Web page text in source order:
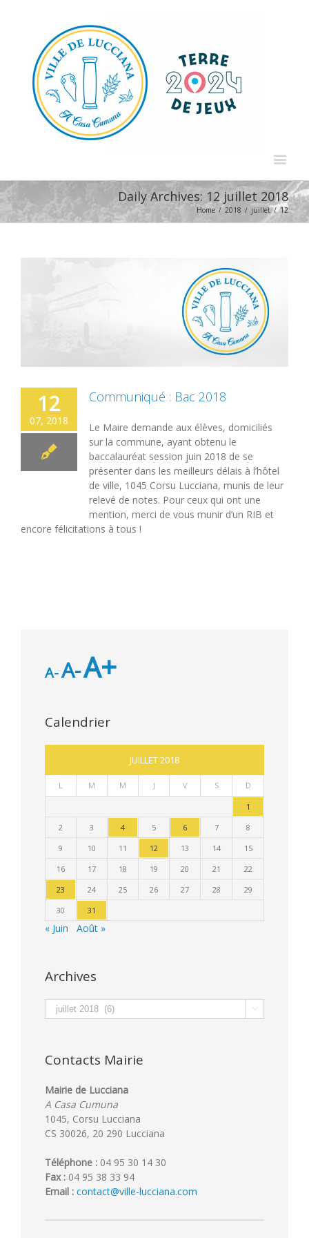
Daily Archives: 12 juillet 2018
Home / 2018 / juillet / 12
12
07, 2018
Communiqué : Bac 2018
Le Maire demande aux élèves, domiciliés
sur la commune, ayant obtenu le
baccalauréat session juin 2018 de se
présenter dans les meilleurs délais à l’hôtel
de ville, 1045 Corsu Lucciana, munis de leur
relevé de notes. Pour ceux qui ont une
mention, merci de vous munir d’un RIB et
encore félicitations à tous !
A-A-A+
Calendrier
JUILLET 2018
L M M J V S D
1
2
3 4 5 6 7
8
9
10 11 12 13 14
15
16
17 18 19 20 21
22
23
24 25 26 27 28
29
30
31
« Juin Août »
Archives
Archives 
Contacts Mairie
Mairie de Lucciana
A Casa Cumuna
1045, Corsu Lucciana
CS 30026, 20 290 Lucciana
Téléphone : 04 95 30 14 30
Fax : 04 95 38 33 94
Email : contact@ville-lucciana.com